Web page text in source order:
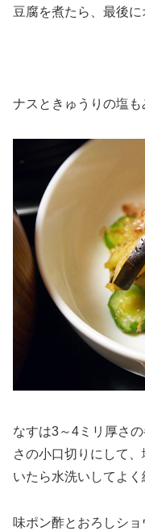
豆腐を煮たら、最後に
ナスときゅうりの塩も
なすは3～4ミリ厚さ
さの小口切りにして
いたら水洗いしてよく
味ポン酢とおろしシ